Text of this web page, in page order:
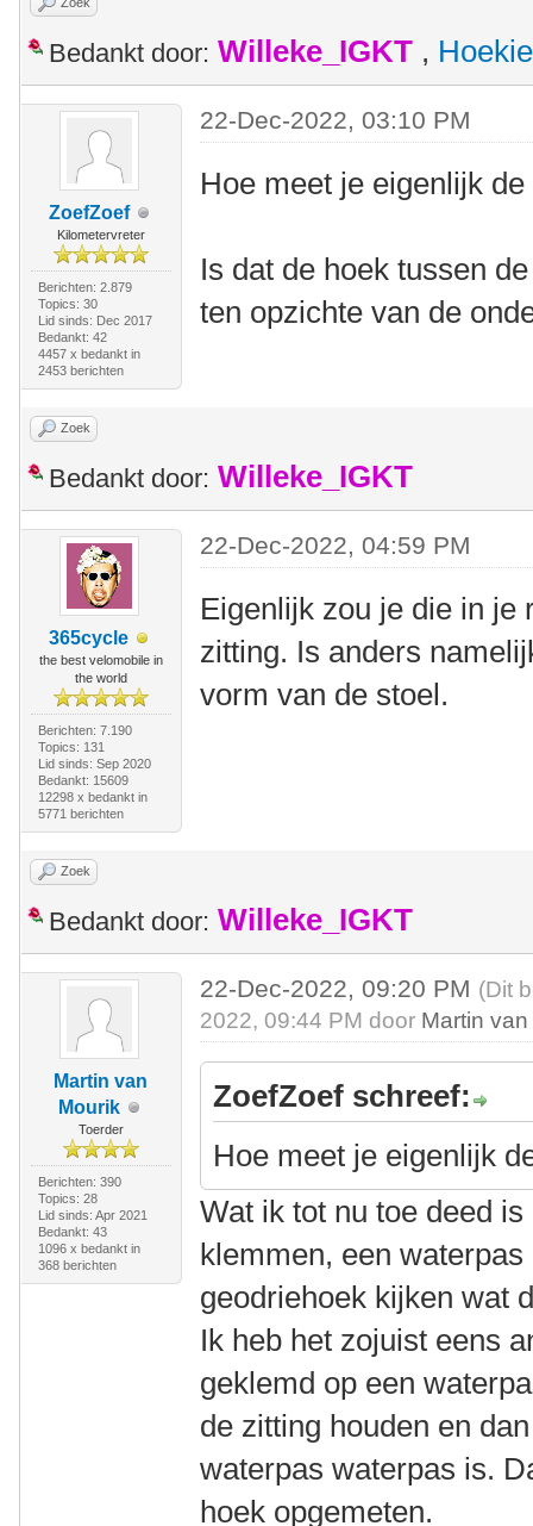
Bedankt door: Willeke_IGKT , Hoekie
ZoefZoef
Kilometervreter
Berichten: 2.879
Topics: 30
Lid sinds: Dec 2017
Bedankt: 42
4457 x bedankt in
2453 berichten
22-Dec-2022, 03:10 PM
Hoe meet je eigenlijk
Is dat de hoek tussen
ten opzichte van de
Zoek
Bedankt door: Willeke_IGKT
365cycle
the best velomobile in
the world
Berichten: 7.190
Topics: 131
Lid sinds: Sep 2020
Bedankt: 15609
12298 x bedankt in
5771 berichten
22-Dec-2022, 04:59 PM
Eigenlijk zou je die in je
zitting. Is anders
vorm van de stoel.
Zoek
Bedankt door: Willeke_IGKT
Martin van
Mourik
Toerder
Berichten: 390
Topics: 28
Lid sinds: Apr 2021
Bedankt: 43
1096 x bedankt in
368 berichten
22-Dec-2022, 09:20 PM (Dit
2022, 09:44 PM door Martin
ZoefZoef schreef:
Hoe meet je eigenlijk
Wat ik tot nu toe deed
klemmen, een
geodriehoek kijken wat
Ik heb het zojuist eens
geklemd op een
de zitting houden en
waterpas waterpas is.
hoek opgemeten.